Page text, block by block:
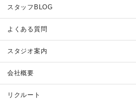
スタッフBLOG
よくある質問
スタジオ案内
会社概要
リクルート